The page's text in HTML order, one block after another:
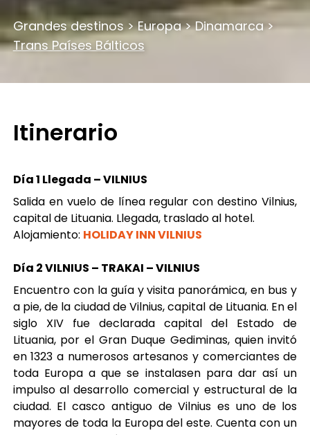
Grandes destinos > Europa > Dinamarca >
Trans Países Bálticos
Itinerario
Día 1 Llegada – VILNIUS
Salida en vuelo de línea regular con destino Vilnius,
capital de Lituania. Llegada, traslado al hotel.
Alojamiento: HOLIDAY INN VILNIUS
Día 2 VILNIUS – TRAKAI – VILNIUS
Encuentro con la guía y visita panorámica, en bus y
a pie, de la ciudad de Vilnius, capital de Lituania. En el
siglo XIV fue declarada capital del Estado de
Lituania, por el Gran Duque Gediminas, quien invitó
en 1323 a numerosos artesanos y comerciantes de
toda Europa a que se instalasen para dar así un
impulso al desarrollo comercial y estructural de la
ciudad. El casco antiguo de Vilnius es uno de los
mayores de toda la Europa del este. Cuenta con un